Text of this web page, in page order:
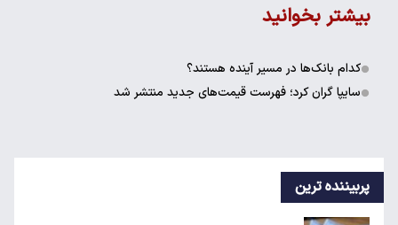
بیشتر بخوانید
کدام بانک‌ها در مسیر آینده هستند؟
سایپا گران کرد؛ فهرست قیمت‌های جدید منتشر شد
پربیننده ترین